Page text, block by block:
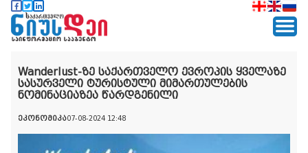
Wanderlust-ზე საქართველო ევროპის ყველაზე
სასურველი ტურისტული მიმართულების
ნომინაციაზეა წარდგენილი
ეკონომიკა07-08-2024 12:48